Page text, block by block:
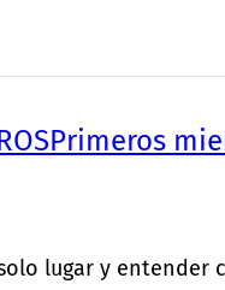
lugar y entender